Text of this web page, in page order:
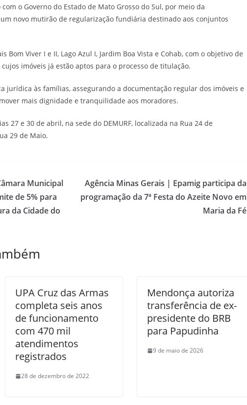
o Governo do Estado de Mato Grosso do Sul, por meio da
um novo mutirão de regularização fundiária destinado aos conjuntos
Bom Viver I e II, Lago Azul I, Jardim Boa Vista e Cohab, com o objetivo de
imóveis já estão aptos para o processo de titulação.
jurídica às famílias, assegurando a documentação regular dos imóveis e
mais dignidade e tranquilidade aos moradores.
27 e 30 de abril, na sede do DEMURF, localizada na Rua 24 de
29 de Maio.
Municipal
de 5% para
da Cidade do
Agência Minas Gerais | Epamig participa da
programação da 7ª Festa do Azeite Novo em
Maria da Fé
UPA Cruz das Armas
completa seis anos
de funcionamento
com 470 mil
atendimentos
registrados
28 de dezembro de 2022
Mendonça autoriza
transferência de ex-
presidente do BRB
para Papudinha
9 de maio de 2026